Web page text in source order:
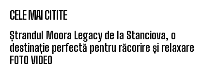
CELE MAI CITITE
Ștrandul Moora Legacy de la Stanciova, o
destinație perfectă pentru răcorire și relaxare
FOTO VIDEO